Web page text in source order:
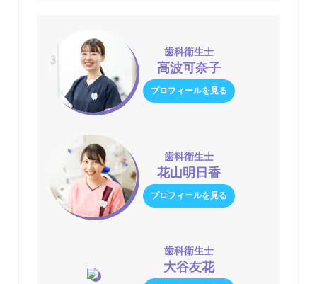
歯科衛生士
高波可奈子
プロフィールを見る
歯科衛生士
花山明日香
プロフィールを見る
歯科衛生士
大谷友花